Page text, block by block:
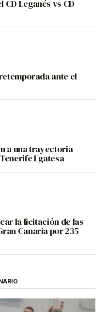
Leganés vs CD
ante el
a una trayectoria
Egatesa
la licitación de las
Canaria por 235